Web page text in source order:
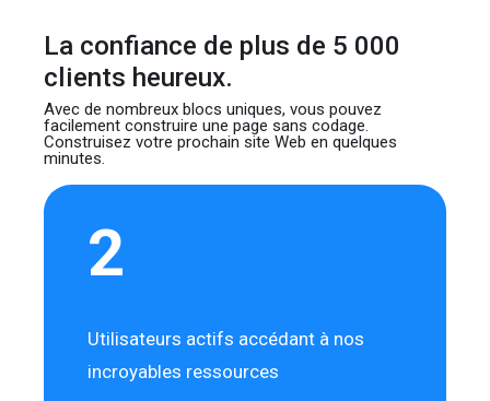
La confiance de plus de 5 000
clients heureux.
Avec de nombreux blocs uniques, vous pouvez
facilement construireune page sans codage.
Construisez votre prochain site Weben quelques
minutes.
2
Utilisateurs actifs accédant à nos
incroyables ressources